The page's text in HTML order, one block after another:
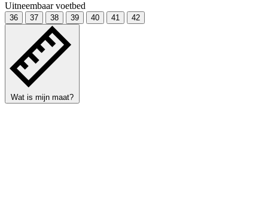
Uitneembaar voetbed
36 37 38 39 40 41 42
Wat is mijn maat?